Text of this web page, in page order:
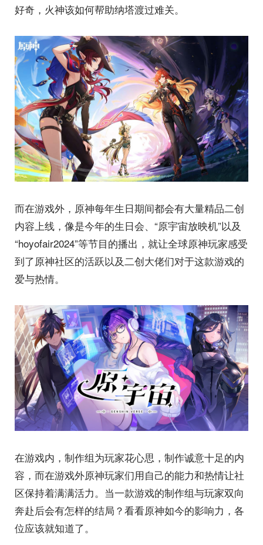
好奇，火神该如何帮助纳塔渡过难关。
而在游戏外，原神每年生日期间都会有大量精品二创
内容上线，像是今年的生日会、“原宇宙放映机”以及
“hoyofair2024”等节目的播出，就让全球原神玩家感受
到了原神社区的活跃以及二创大佬们对于这款游戏的
爱与热情。
在游戏内，制作组为玩家花心思，制作诚意十足的内
容，而在游戏外原神玩家们用自己的能力和热情让社
区保持着满满活力。当一款游戏的制作组与玩家双向
奔赴后会有怎样的结局？看看原神如今的影响力，各
位应该就知道了。